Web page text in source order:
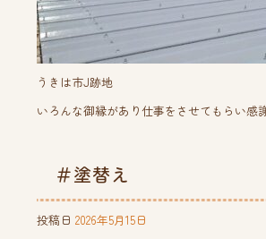
うきは市J跡地
いろんな御縁があり仕事をさせてもらい感
＃塗替え
投稿日 2026年5月15日